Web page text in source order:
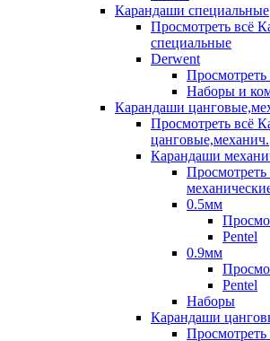
Карандаши специальные
Просмотреть всё
специальные
Derwent
Просмотреть
Наборы и
Карандаши
Просмотреть всё
цанговые,механич.
Карандаши
0.5мм
Pentel
0.9мм
Pentel
Наборы
Карандаши